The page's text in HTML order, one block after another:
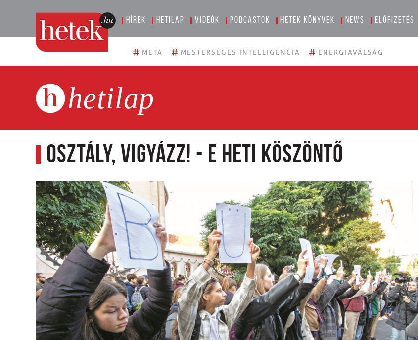
Hírek Hetilap Videók Podcastok Hetek könyvek News Előfizetés
# META # MESTERSÉGES INTELLIGENCIA # ENERGIAVÁLSÁG
hetilap
Osztály, vigyázz! - E heti köszöntő